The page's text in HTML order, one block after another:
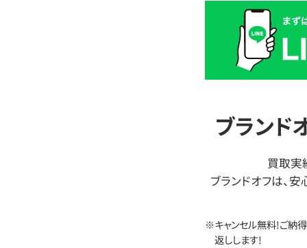
は
ブランド
買取実
ブランドオフは、
※キャンセル無料!ご納
返しします!